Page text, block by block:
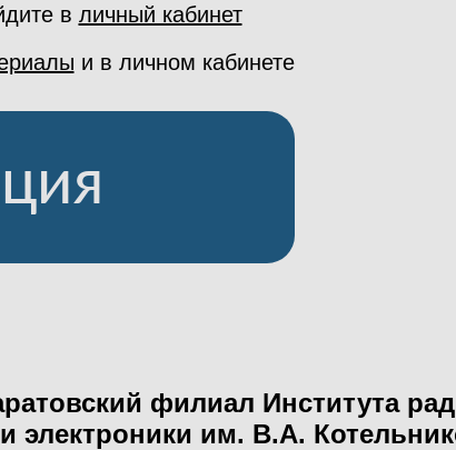
в личный кабинет
и в личном кабинете
филиал Института
и электроники им. В.А.